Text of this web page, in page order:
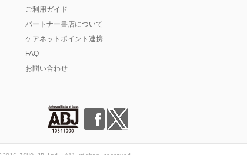
ご利用ガイド
パートナー書店について
ケアネットポイント連携
FAQ
お問い合わせ